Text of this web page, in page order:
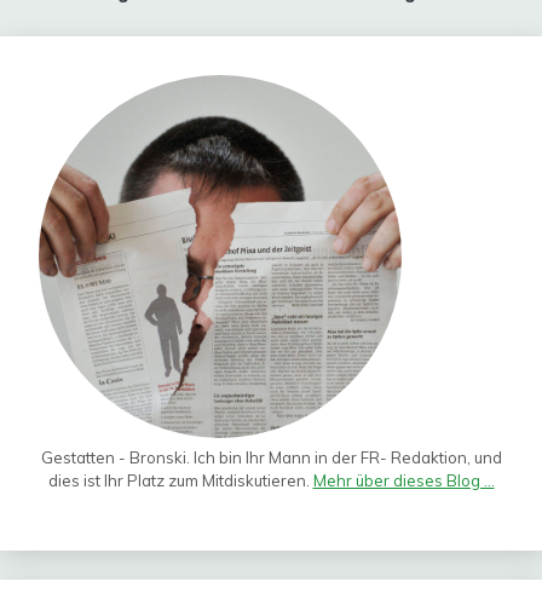
Gestatten - Bronski. Ich bin Ihr Mann in der FR- Redaktion, und
dies ist Ihr Platz zum Mitdiskutieren. Mehr über dieses Blog ...